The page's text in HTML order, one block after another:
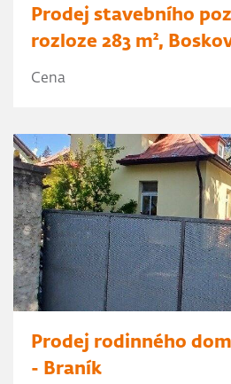
Prodej stavebního
rozloze 283 m²,
Cena
Prodej rodinného
- Braník